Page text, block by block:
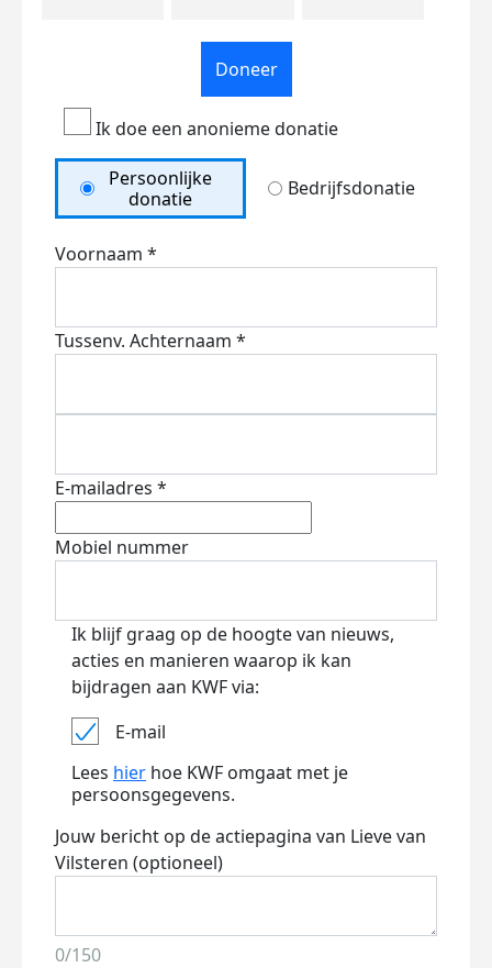
Doneer
Ik doe een anonieme donatie
Persoonlijke
donatie
Bedrijfsdonatie
Voornaam *
Tussenv. Achternaam *
E-mailadres *
Mobiel nummer
Ik blijf graag op de hoogte van nieuws,
acties en manieren waarop ik kan
bijdragen aan KWF via:
E-mail
Lees hier hoe KWF omgaat met je
persoonsgegevens.
Jouw bericht op de actiepagina van Lieve van
Vilsteren (optioneel)
0/150